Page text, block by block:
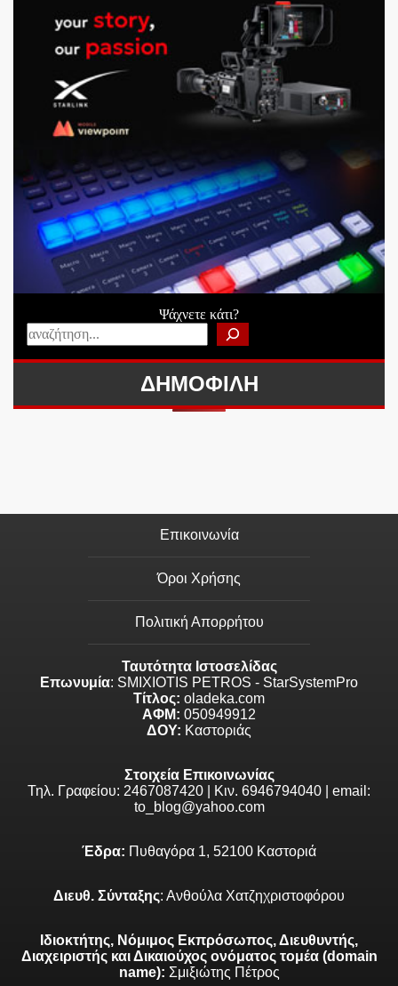
Ψάχνετε κάτι?
ΔΗΜΟΦΙΛΗ
Επικοινωνία
Όροι Χρήσης
Πολιτική Απορρήτου
Ταυτότητα Ιστοσελίδας
Επωνυμία: SMIXIOTIS PETROS - StarSystemPro
Τίτλος: oladeka.com
ΑΦΜ: 050949912
ΔΟΥ: Καστοριάς
Στοιχεία Επικοινωνίας
Τηλ. Γραφείου: 2467087420 | Κιν. 6946794040 | email:
to_blog@yahoo.com
Έδρα: Πυθαγόρα 1, 52100 Καστοριά
Διευθ. Σύνταξης: Ανθούλα Χατζηχριστοφόρου
Ιδιοκτήτης, Νόμιμος Εκπρόσωπος, Διευθυντής,
Διαχειριστής και Δικαιούχος ονόματος τομέα (domain
name): Σμιξιώτης Πέτρος